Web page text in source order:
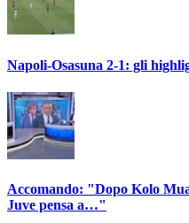
Napoli-Osasuna 2-1: gli
Accomando: "Dopo Kolo
Juve pensa a…"